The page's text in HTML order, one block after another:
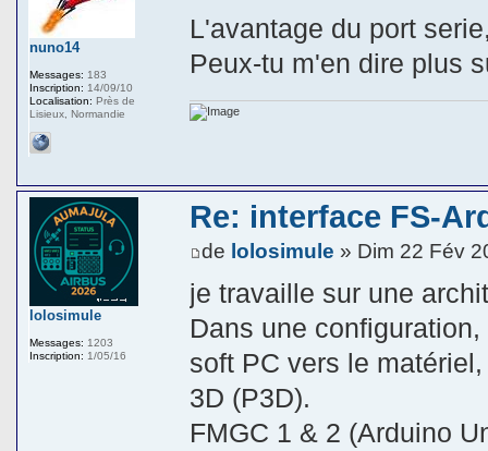
L'avantage du port
Peux-tu m'en dire plus
nuno14
Messages: 183
Inscription: 14/09/10
Localisation: Près de
Lisieux, Normandie
Re: interface FS-
de lolosimule » Dim 22 Fév
je travaille sur une
Dans une
soft PC vers le
3D (P3D).
FMGC 1 & 2 (Arduino
lolosimule
Messages: 1203
Inscription: 1/05/16